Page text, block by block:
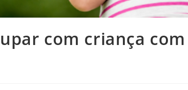
com criança